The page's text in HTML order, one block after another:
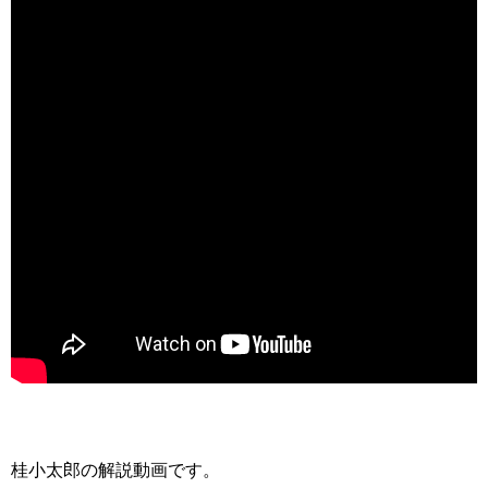
桂小太郎の解説動画です。